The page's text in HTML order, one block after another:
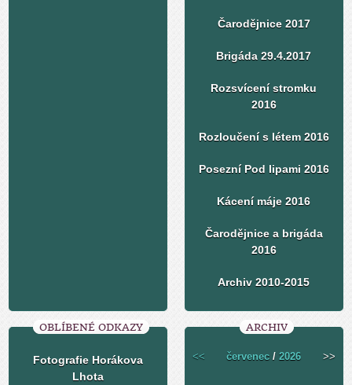
Čarodějnice 2017
Brigáda 29.4.2017
Rozsvícení stromku
2016
Rozloučení s létem 2016
Posezní Pod lipami 2016
Kácení máje 2016
Čarodějnice a brigáda
2016
Archiv 2010-2015
OBLÍBENÉ ODKAZY
Fotografie Horákova
Lhota
ARCHIV
<< červenec /2026 >>